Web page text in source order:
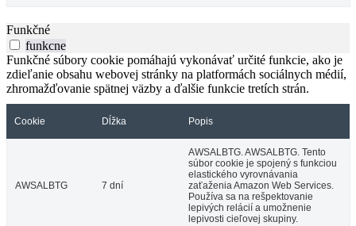
Funkčné
funkcne
Funkčné súbory cookie pomáhajú vykonávať určité funkcie, ako je
zdieľanie obsahu webovej stránky na platformách sociálnych médií,
zhromažďovanie spätnej väzby a ďalšie funkcie tretích strán.
Cookie Dĺžka Popis
AWSALBTG 7 dní
AWSALBTG. AWSALBTG. Tento
súbor cookie je spojený s funkciou
elastického vyrovnávania
zaťaženia Amazon Web Services.
Používa sa na rešpektovanie
lepivých relácií a umožnenie
lepivosti cieľovej skupiny.